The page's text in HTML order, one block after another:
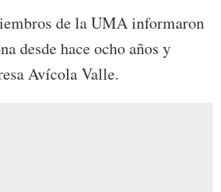
de la UMA informaron
desde hace ocho años y
Avícola Valle.